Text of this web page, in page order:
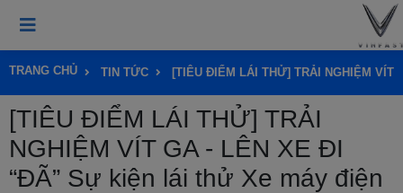
TRANG CHỦ TIN TỨC [TIÊU ĐIỂM LÁI THỬ] TRẢI NGHIỆM
[TIÊU ĐIỂM LÁI THỬ] TRẢI
NGHIỆM VÍT GA - LÊN XE ĐI
“ĐÃ” Sự kiện lái thử Xe máy điện